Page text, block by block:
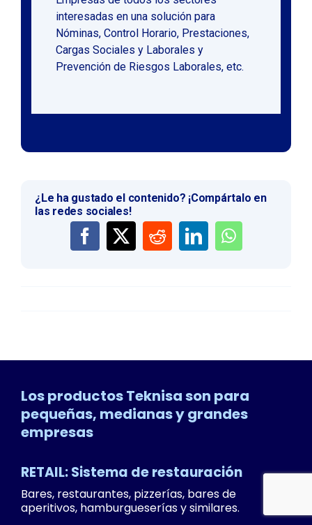
interesadas en una solución para
Nóminas, Control Horario, Prestaciones,
Cargas Sociales y Laborales y
Prevención de Riesgos Laborales, etc.
¿Le ha gustado el contenido? ¡Compártalo en
las redes sociales!
Los productos Teknisa son para
pequeñas, medianas y grandes
empresas
RETAIL: Sistema de restauración
Bares, restaurantes, pizzerías, bares de
aperitivos, hamburgueserías y similares.